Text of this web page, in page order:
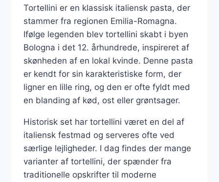
Tortellini er en klassisk italiensk pasta, der
stammer fra regionen Emilia-Romagna.
Ifølge legenden blev tortellini skabt i byen
Bologna i det 12. århundrede, inspireret af
skønheden af en lokal kvinde. Denne pasta
er kendt for sin karakteristiske form, der
ligner en lille ring, og den er ofte fyldt med
en blanding af kød, ost eller grøntsager.
Historisk set har tortellini været en del af
italiensk festmad og serveres ofte ved
særlige lejligheder. I dag findes der mange
varianter af tortellini, der spænder fra
traditionelle opskrifter til moderne